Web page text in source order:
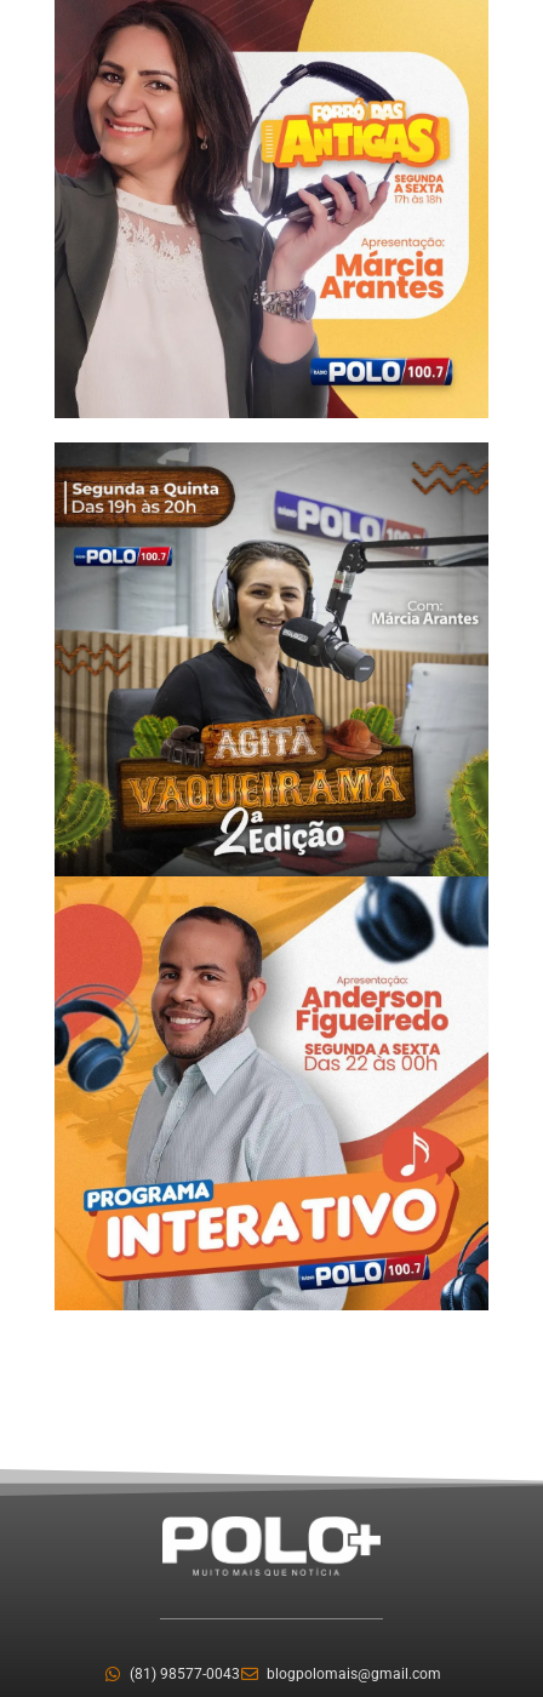
(81) 98577-0043 blogpolomais@gmail.com